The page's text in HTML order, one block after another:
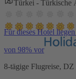
Türkei - Türkische
Für dieses Hotel
von 98% vor
8-tägige Flugreise,